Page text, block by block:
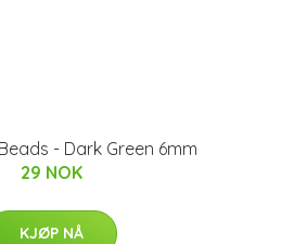
- Dark Green 6mm
29 NOK
KJØP NÅ